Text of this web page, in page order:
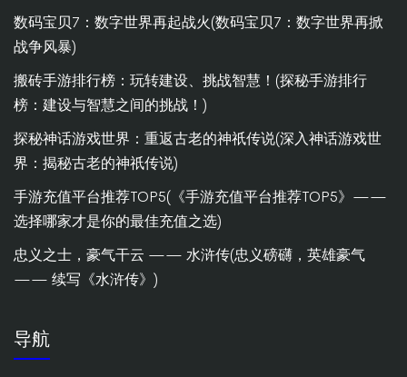
数码宝贝7：数字世界再起战火(数码宝贝7：数字世界再掀
战争风暴)
搬砖手游排行榜：玩转建设、挑战智慧！(探秘手游排行
榜：建设与智慧之间的挑战！)
探秘神话游戏世界：重返古老的神祇传说(深入神话游戏世
界：揭秘古老的神祇传说)
手游充值平台推荐TOP5(《手游充值平台推荐TOP5》——
选择哪家才是你的最佳充值之选)
忠义之士，豪气干云 —— 水浒传(忠义磅礴，英雄豪气
—— 续写《水浒传》)
导航